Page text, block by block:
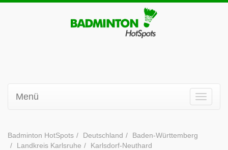
Menü
Badminton HotSpots Deutschland
Baden-Württemberg
Landkreis Karlsruhe
Karlsdorf-Neuthard